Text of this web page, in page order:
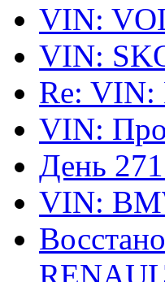
VIN:
VIN:
Re: VIN:
VIN:
День
VIN: